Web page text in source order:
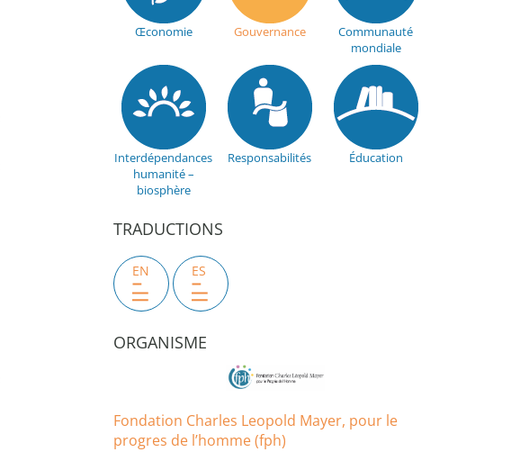
Œconomie Gouvernance
Communauté
mondiale
Interdépendances
humanité –
biosphère
Responsabilités Éducation
TRADUCTIONS
EN ES
ORGANISME
Fondation Charles Leopold Mayer, pour le
progres de l’homme (fph)